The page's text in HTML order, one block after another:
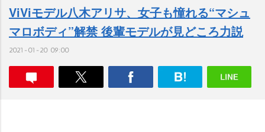
ViViモデル八木アリサ、女子も憧れる“マシュ
マロボディ”解禁 後輩モデルが見どころ力説
2021-01-20 09:00